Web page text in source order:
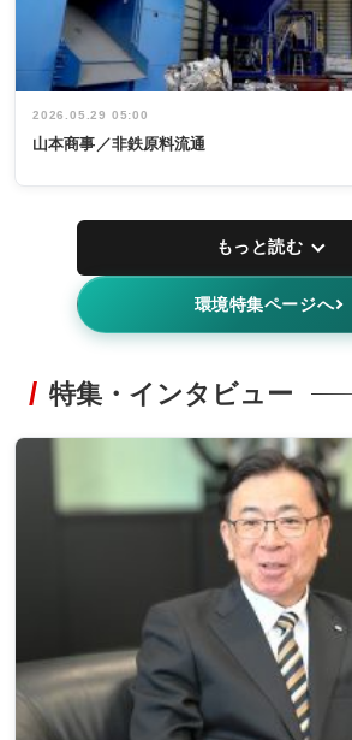
2026.05.29 05:00
山本商事／非鉄原料流通
もっと読む
環境特集ページへ
特集・インタビュー